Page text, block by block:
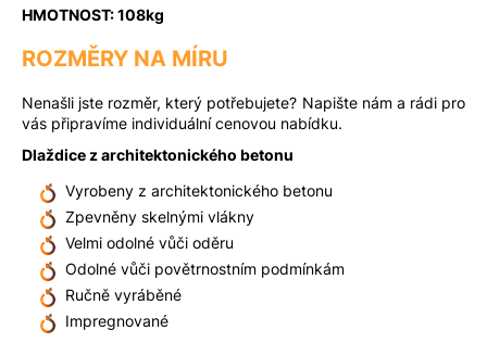
HMOTNOST: 108kg
ROZMĚRY NA MÍRU
Nenašli jste rozměr, který potřebujete? Napište nám a rádi pro
vás připravíme individuální cenovou nabídku.
Dlaždice z architektonického betonu
Vyrobeny z architektonického betonu
Zpevněny skelnými vlákny
Velmi odolné vůči oděru
Odolné vůči povětrnostním podmínkám
Ručně vyráběné
Impregnované